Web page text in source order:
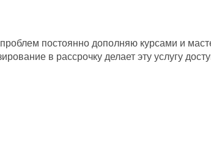
постоянно дополняю курсами и
в рассрочку делает эту услугу